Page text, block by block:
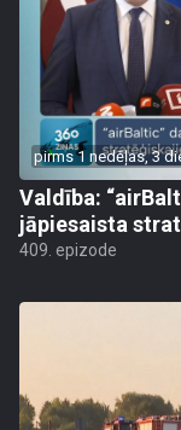
pirms 1 nedēļas, 3
Valdība:
jāpiesaista
409. epizode